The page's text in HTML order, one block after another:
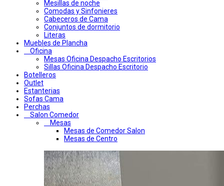
Mesillas de noche
Comodas y Sinfonieres
Cabeceros de Cama
Conjuntos de dormitorio
Literas
Muebles de Plancha
Oficina
Mesas Oficina Despacho Escritorios
Sillas Oficina Despacho Escritorio
Botelleros
Outlet
Estanterias
Sofas Cama
Perchas
Salon Comedor
Mesas
Mesas de Comedor Salon
Mesas de Centro